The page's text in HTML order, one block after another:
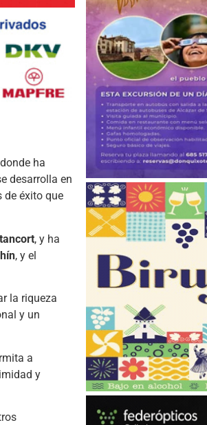
ha
desarrolla en
de éxito que
, y ha
, y el
la riqueza
y un
a
y